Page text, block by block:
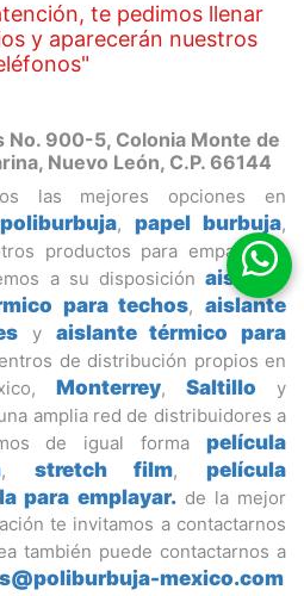
te pedimos llenar
y aparecerán nuestros
No. 900-5, Colonia Monte de
Nuevo León, C.P. 66144
las mejores opciones en
, papel burbuja,
productos para empaque y
a su disposición aislante
para techos,aislante
y aislante térmico para
de distribución propios en
Monterrey, Saltillo y
amplia red de distribuidores a
de igual forma película
, stretch film, película
para emplayar.de la mejor
te invitamos a contactarnos
también puede contactarnos a
mexico.com